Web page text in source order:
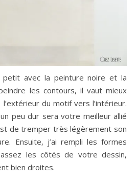
petit avec la peinture noire et la
les contours, il vaut mieux
du motif vers l’intérieur.
peu dur sera votre meilleur allié
de tremper très légèrement son
Ensuite, j’ai rempli les formes
les côtés de votre dessin,
bien droites.